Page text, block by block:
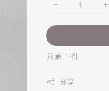
只剩 1 件
分享